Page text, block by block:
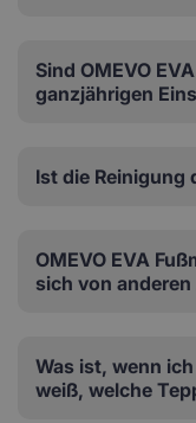
Sind OMEVO
ganzjährigen
Ist die Reinigung
OMEVO EVA
sich von
Was ist, wenn
weiß, welche